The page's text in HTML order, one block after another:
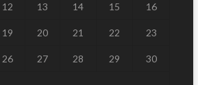
12 13 14 15 16
19 20 21 22 23
26 27 28 29 30